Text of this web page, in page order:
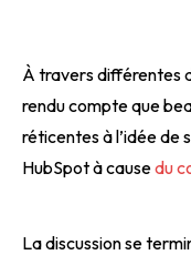
À travers différentes
rendu compte que
réticentes à l’idée de
HubSpot à causedu
La discussion se